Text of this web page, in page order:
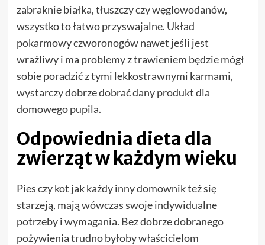
zabraknie białka, tłuszczy czy węglowodanów,
wszystko to łatwo przyswajalne. Układ
pokarmowy czworonogów nawet jeśli jest
wrażliwy i ma problemy z trawieniem będzie mógł
sobie poradzić z tymi lekkostrawnymi karmami,
wystarczy dobrze dobrać dany produkt dla
domowego pupila.
Odpowiednia dieta dla
zwierząt w każdym wieku
Pies czy kot jak każdy inny domownik też się
starzeją, mają wówczas swoje indywidualne
potrzeby i wymagania. Bez dobrze dobranego
pożywienia trudno byłoby właścicielom